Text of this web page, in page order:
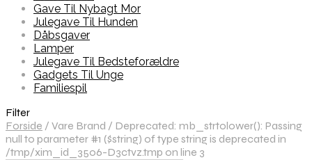
Gave Til Nybagt Mor
Julegave Til Hunden
Dåbsgaver
Lamper
Julegave Til Bedsteforældre
Gadgets Til Unge
Familiespil
Filter
Forside / Vare Brand / Deprecated: mb_strtolower(): Passing
null to parameter #1 ($string) of type string is deprecated in
/tmp/xim_id_3506-D3ctvz.tmp on line 3